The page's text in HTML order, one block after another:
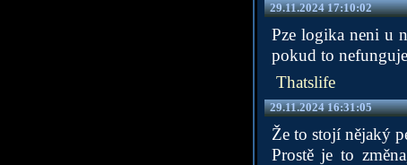
29.11.2024 17:10:02
Pze logika neni u
pokud to
Thatslife
29.11.2024 16:31:05
Že to stojí nějaký
Prostě je to